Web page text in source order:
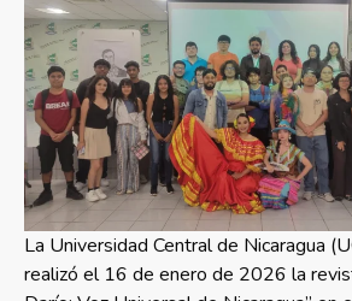
La Universidad Central de Nicaragua
realizó el 16 de enero de 2026 la